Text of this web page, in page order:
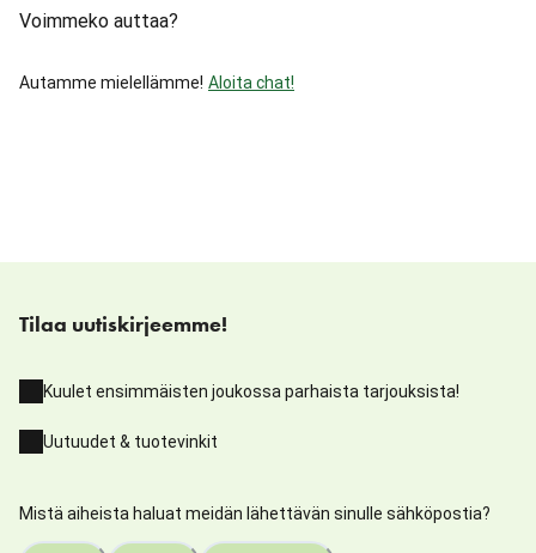
Voimmeko auttaa?
Autamme mielellämme! Aloita chat!
Tilaa uutiskirjeemme!
Kuulet ensimmäisten joukossa parhaista tarjouksista!
Uutuudet & tuotevinkit
Mistä aiheista haluat meidän lähettävän sinulle sähköpostia?